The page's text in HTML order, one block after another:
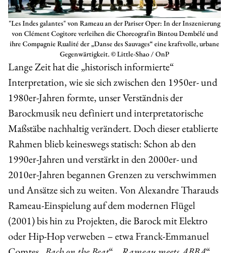
"Les Indes galantes" von Rameau an der Pariser Oper: In der Inszenierung
von Clément Cogitore verleihen die Choreografin Bintou Dembélé und
ihre Compagnie Rualité der „Danse des Sauvages“ eine kraftvolle, urbane
Gegenwärtigkeit. © Little-Shao / OnP
Lange Zeit hat die „historisch informierte“
Interpretation, wie sie sich zwischen den 1950er- und
1980er-Jahren formte, unser Verständnis der
Barockmusik neu definiert und interpretatorische
Maßstäbe nachhaltig verändert. Doch dieser etablierte
Rahmen blieb keineswegs statisch: Schon ab den
1990er-Jahren und verstärkt in den 2000er- und
2010er-Jahren begannen Grenzen zu verschwimmen
und Ansätze sich zu weiten. Von Alexandre Tharauds
Rameau-Einspielung auf dem modernen Flügel
(2001) bis hin zu Projekten, die Barock mit Elektro
oder Hip-Hop verweben – etwa Franck-Emmanuel